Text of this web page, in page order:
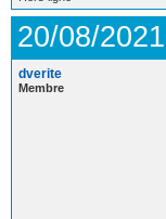
20/08/
dverite
Membre